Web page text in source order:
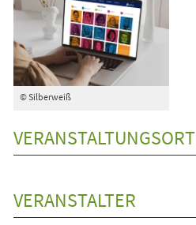
© Silberweiß
VERANSTALTUNGSORT
VERANSTALTER